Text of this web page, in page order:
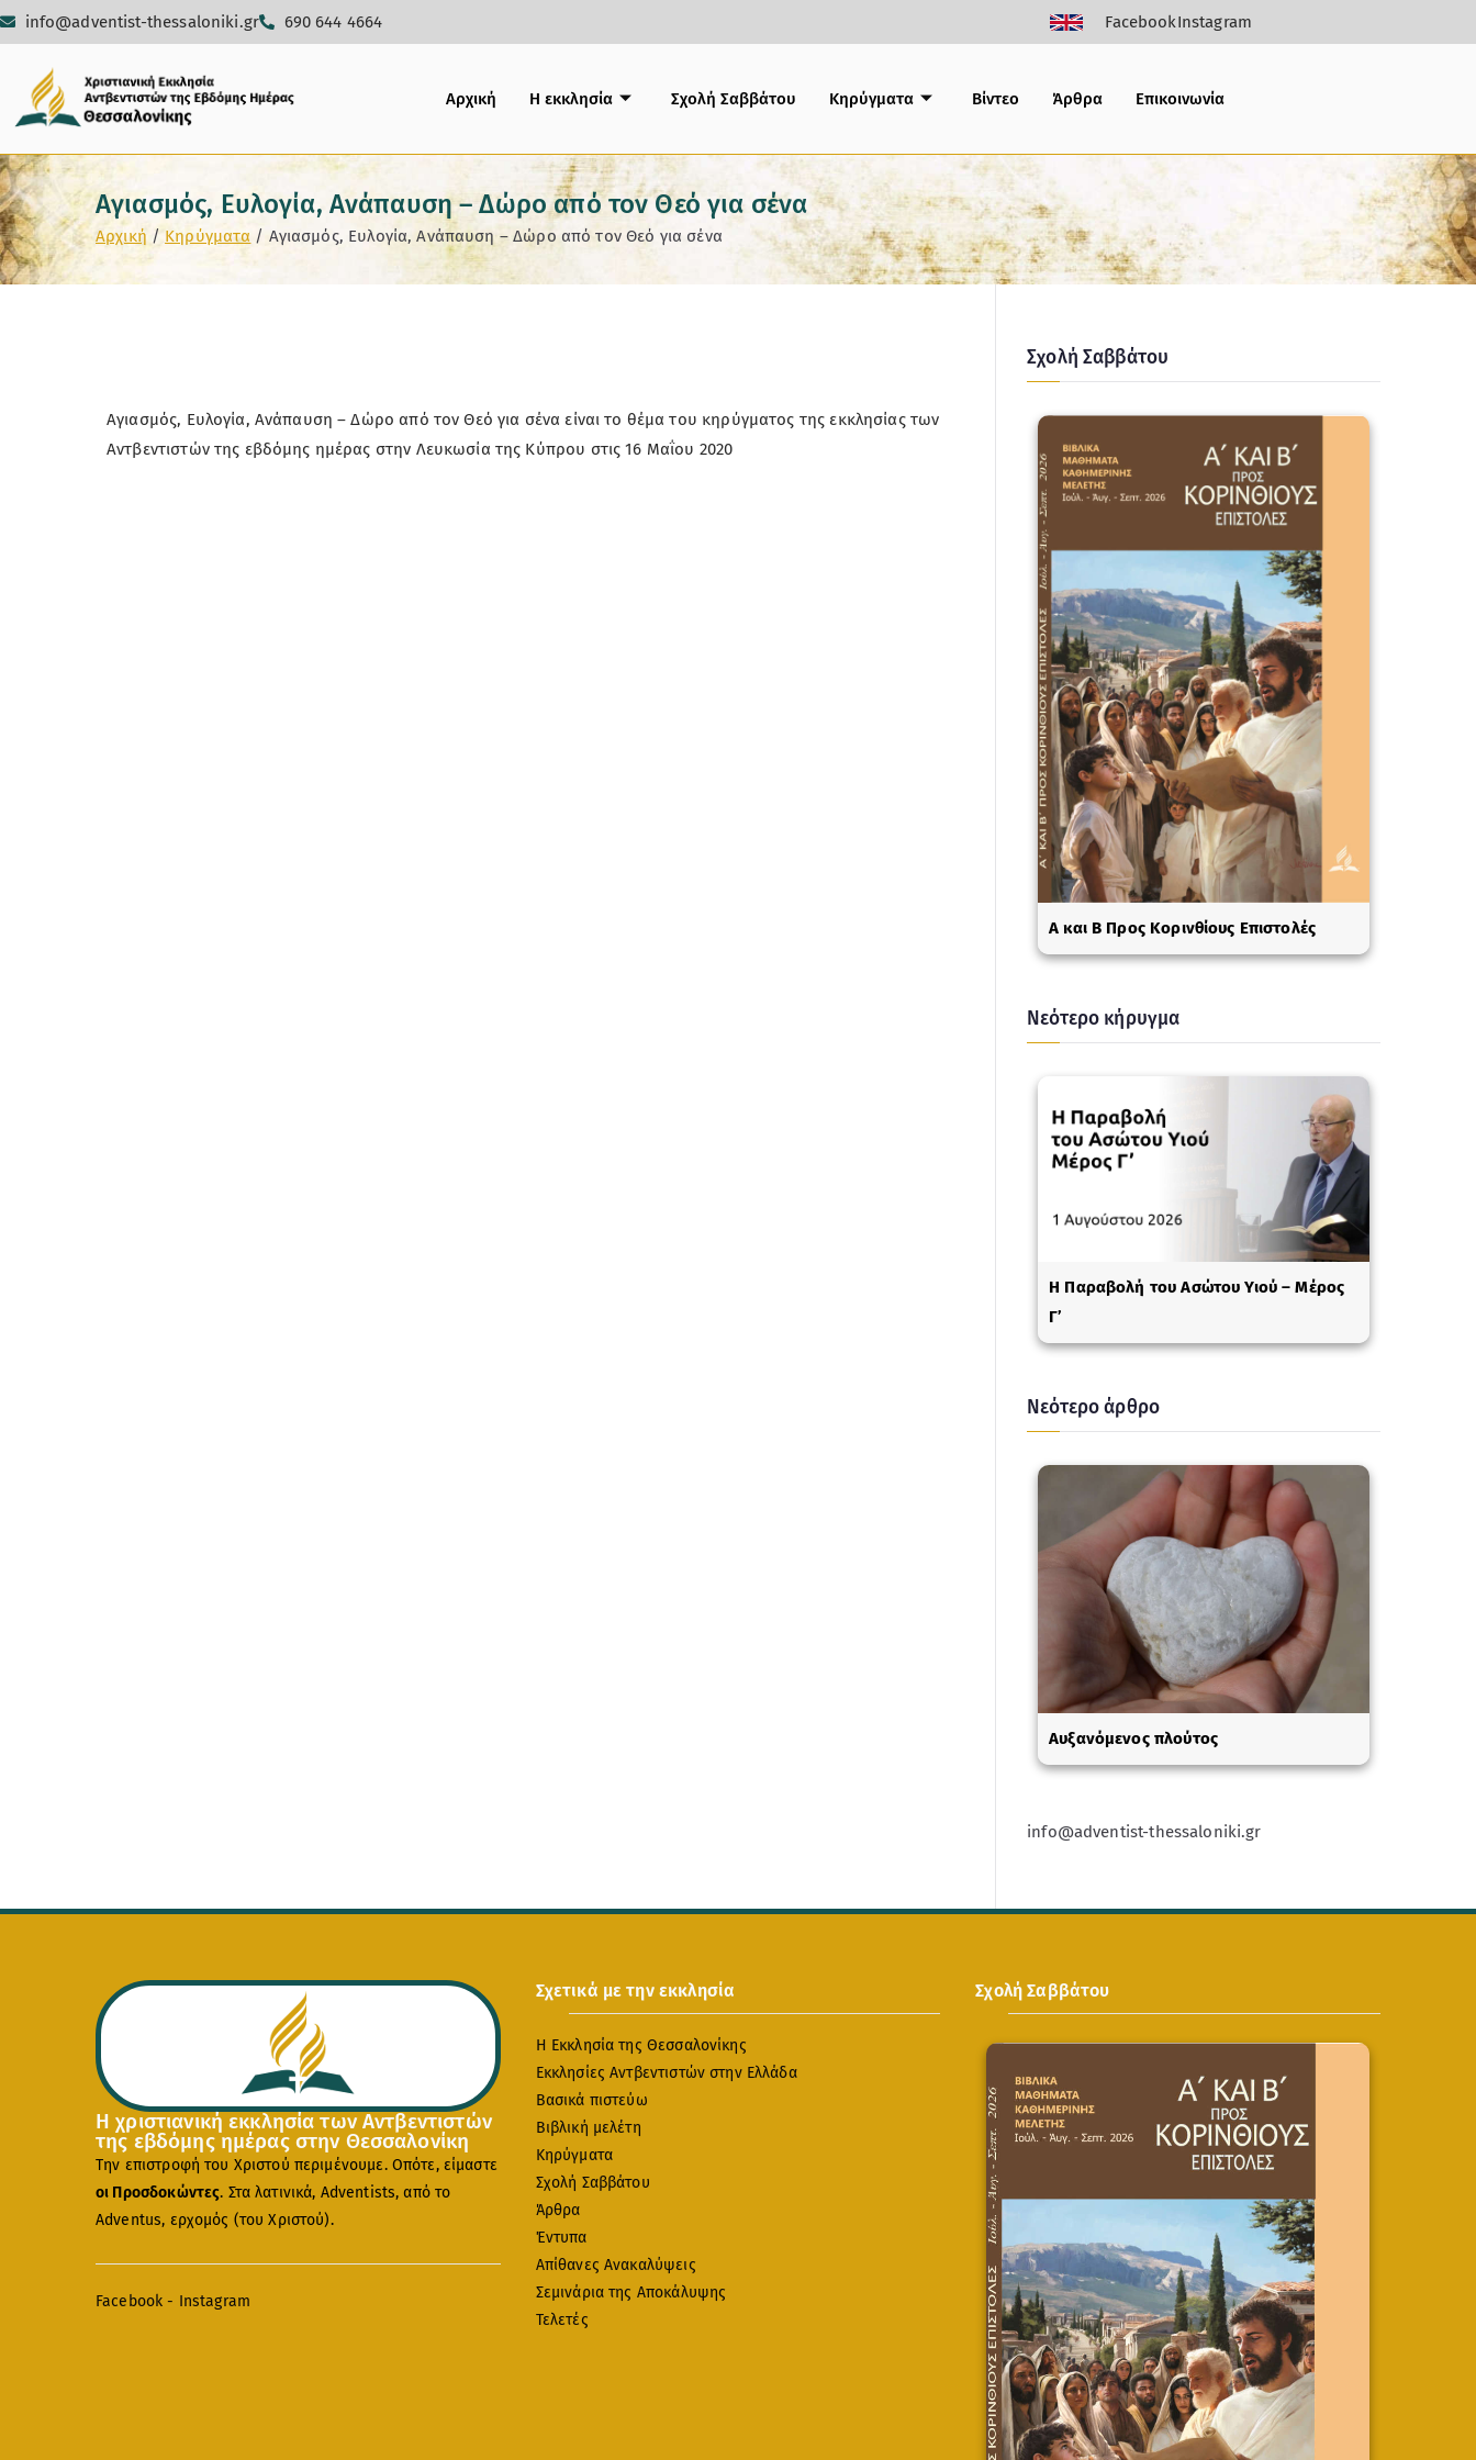
info@adventist-thessaloniki.gr 690 644 4664 FacebookInstagram
Αρχική Η εκκλησία Σχολή Σαββάτου Κηρύγματα Bίντεο Άρθρα Επικοινωνία
Αγιασμός, Ευλογία, Ανάπαυση – Δώρο από τον Θεό για σένα
Αρχική Κηρύγματα Αγιασμός, Ευλογία, Ανάπαυση – Δώρο από τον Θεό για σένα
Αγιασμός, Ευλογία, Ανάπαυση – Δώρο από τον Θεό για σένα είναι το θέμα του κηρύγματος της εκκλησίας των
Αντβεντιστών της εβδόμης ημέρας στην Λευκωσία της Κύπρου στις 16 Μαΐου 2020
Σχολή Σαββάτου
A και Β Προς Κορινθίους Επιστολές
Νεότερο κήρυγμα
Η Παραβολή του Ασώτου Υιού – Μέρος
Γ’
Νεότερο άρθρο
Αυξανόμενος πλούτος
info@adventist-thessaloniki.gr
Η χριστιανική εκκλησία των Αντβεντιστών
της εβδόμης ημέρας στην Θεσσαλονίκη
Την επιστροφή του Χριστού περιμένουμε. Οπότε, είμαστε
οι Προσδοκώντες. Στα λατινικά, Adventists, από το
Adventus, ερχομός (του Χριστού).
Facebook - Instagram
Σχετικά με την εκκλησία
Η Εκκλησία της Θεσσαλονίκης
Εκκλησίες Αντβεντιστών στην Ελλάδα
Βασικά πιστεύω
Βιβλική μελέτη
Κηρύγματα
Σχολή Σαββάτου
Άρθρα
Έντυπα
Απίθανες Ανακαλύψεις
Σεμινάρια της Αποκάλυψης
Τελετές
Σχολή Σαββάτου